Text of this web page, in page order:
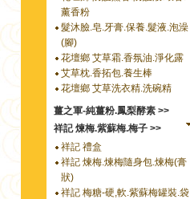
薰香粉
髮沐臉.皂.牙膏.保養.髮液.泡澡
(腳)
花壇鄉 艾草霜.香氛油.淨化露
艾草枕.香拓包.養生棒
花壇鄉 艾草洗衣精.洗碗精
薑之軍-純薑粉.鳳梨酵素 >>
祥記 煉梅.紫蘇梅.梅子 >>
祥記 禮盒
祥記 煉梅.煉梅隨身包.煉梅(膏
狀)
祥記 梅糖-硬,軟.紫蘇梅罐裝.袋